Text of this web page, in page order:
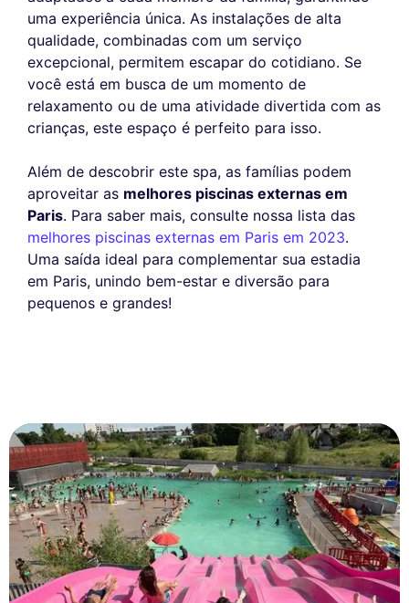
uma experiência única. As instalações de alta
qualidade, combinadas com um serviço
excepcional, permitem escapar do cotidiano. Se
você está em busca de um momento de
relaxamento ou de uma atividade divertida com as
crianças, este espaço é perfeito para isso.
Além de descobrir este spa, as famílias podem
aproveitar as melhores piscinas externas em
Paris. Para saber mais, consulte nossa lista das
melhores piscinas externas em Paris em 2023.
Uma saída ideal para complementar sua estadia
em Paris, unindo bem-estar e diversão para
pequenos e grandes!